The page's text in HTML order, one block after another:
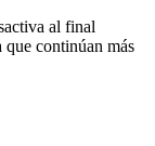
al final
continúan más